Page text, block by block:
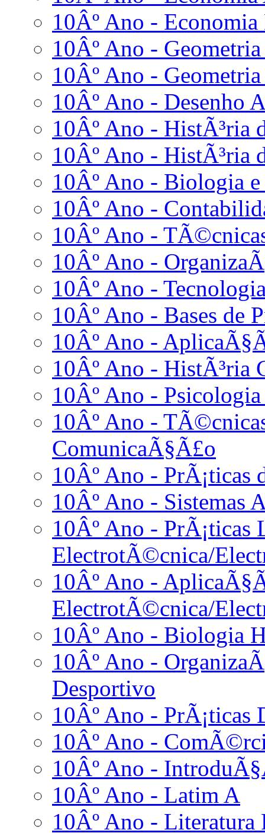
10Âº Ano - Economia
10Âº Ano -
10Âº Ano -
10Âº Ano - Desenho
10Âº Ano - HistÃ³ria
10Âº Ano - HistÃ³ria
10Âº Ano - Biologia
10Âº Ano -
10Âº Ano -
10Âº Ano -
10Âº Ano -
10Âº Ano - Bases de
10Âº Ano -
10Âº Ano - HistÃ³ria
10Âº Ano -
10Âº Ano -
ComunicaÃ§Ã£o
10Âº Ano - PrÃ¡ticas
10Âº Ano - Sistemas
10Âº Ano - PrÃ¡ticas
ElectrotÃ©cnica/
10Âº Ano -
ElectrotÃ©cnica/
10Âº Ano - Biologia
10Âº Ano -
Desportivo
10Âº Ano - PrÃ¡ticas
10Âº Ano -
10Âº Ano -
10Âº Ano - Latim A
10Âº Ano - Literatura